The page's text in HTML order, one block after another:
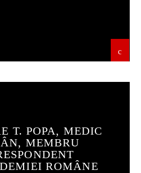
T. POPA, MEDIC
MEMBRU
ROMÂNE